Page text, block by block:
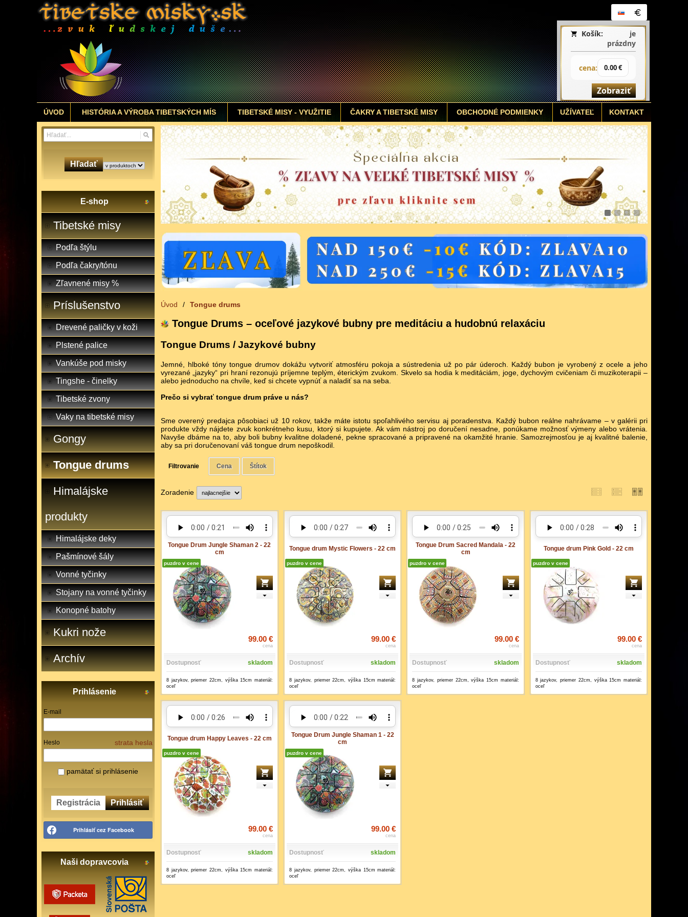
Košík:
je
prázdny
cena: 0.00 €
Zobraziť
ÚVOD HISTÓRIA A VÝROBA TIBETSKÝCH MÍS TIBETSKÉ MISY - VYUŽITIE ČAKRY A TIBETSKÉ MISY OBCHODNÉ PODMIENKY UŽÍVATEĽ KONTAKT
Hľadať
E-shop
Tibetské misy
Podľa štýlu
Podľa čakry/tónu
Zľavnené misy %
Príslušenstvo
Drevené paličky v koži
Plstené palice
Vankúše pod misky
Tingshe - činelky
Tibetské zvony
Vaky na tibetské misy
Gongy
Tongue drums
Himalájske
produkty
Himalájske deky
Pašmínové šály
Vonné tyčinky
Stojany na vonné tyčinky
Konopné batohy
Kukri nože
Archív
Prihlásenie
E-mail
Heslo strata hesla
pamätať si prihlásenie
Registrácia Prihlásiť
Prihlásiť cez Facebook
Naši dopravcovia
Úvod / Tongue drums
Tongue Drums – oceľové jazykové bubny pre meditáciu a hudobnú relaxáciu
Tongue Drums / Jazykové bubny
Jemné, hlboké tóny tongue drumov dokážu vytvoriť atmosféru pokoja a sústredenia už po pár úderoch. Každý bubon je vyrobený z ocele a jeho
vyrezané „jazyky“ pri hraní rezonujú príjemne teplým, éterickým zvukom. Skvelo sa hodia k meditáciám, joge, dychovým cvičeniam či muzikoterapii –
alebo jednoducho na chvíle, keď si chcete vypnúť a naladiť sa na seba.
Prečo si vybrať tongue drum práve u nás?
Sme overený predajca pôsobiaci už 10 rokov, takže máte istotu spoľahlivého servisu aj poradenstva. Každý bubon reálne nahrávame – v galérii pri
produkte vždy nájdete zvuk konkrétneho kusu, ktorý si kupujete. Ak vám nástroj po doručení nesadne, ponúkame možnosť výmeny alebo vrátenia.
Navyše dbáme na to, aby boli bubny kvalitne doladené, pekne spracované a pripravené na okamžité hranie. Samozrejmosťou je aj kvalitné balenie,
aby sa pri doručenovaní váš tongue drum nepoškodil.
Filtrovanie Cena Štítok
Zoradenie
Tongue Drum Jungle Shaman 2 - 22
cm
puzdro v cene
99.00 €
cena
Dostupnosť skladom
8 jazykov, priemer 22cm, výška 15cm materiál:
oceľ
Tongue drum Mystic Flowers - 22 cm
puzdro v cene
99.00 €
cena
Dostupnosť skladom
8 jazykov, priemer 22cm, výška 15cm materiál:
oceľ
Tongue Drum Sacred Mandala - 22
cm
puzdro v cene
99.00 €
cena
Dostupnosť skladom
8 jazykov, priemer 22cm, výška 15cm materiál:
oceľ
Tongue drum Pink Gold - 22 cm
puzdro v cene
99.00 €
cena
Dostupnosť skladom
8 jazykov, priemer 22cm, výška 15cm materiál:
oceľ
Tongue drum Happy Leaves - 22 cm
puzdro v cene
99.00 €
cena
Dostupnosť skladom
8 jazykov, priemer 22cm, výška 15cm materiál:
oceľ
Tongue Drum Jungle Shaman 1 - 22
cm
puzdro v cene
99.00 €
cena
Dostupnosť skladom
8 jazykov, priemer 22cm, výška 15cm materiál:
oceľ